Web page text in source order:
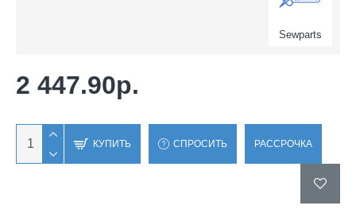
Sewparts
2 447.90р.
КУПИТЬ СПРОСИТЬ РАССРОЧКА